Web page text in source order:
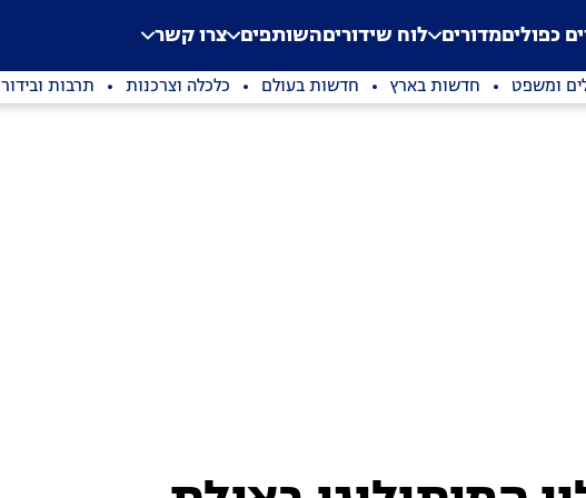
Application error: a
. כפוליםמדורים לוח שידוריםהשותפים צרו קשר
ומשפט חדשות בארץ חדשות בעולם כלכלה וצרכנות תרבות ובידור